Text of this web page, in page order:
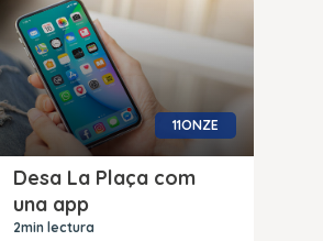
11ONZE
Desa La Plaça com
una app
2min lectura